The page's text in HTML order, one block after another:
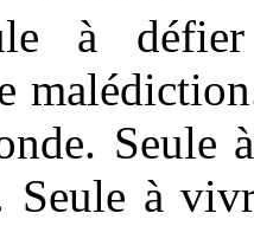
à
Seule
Seule à